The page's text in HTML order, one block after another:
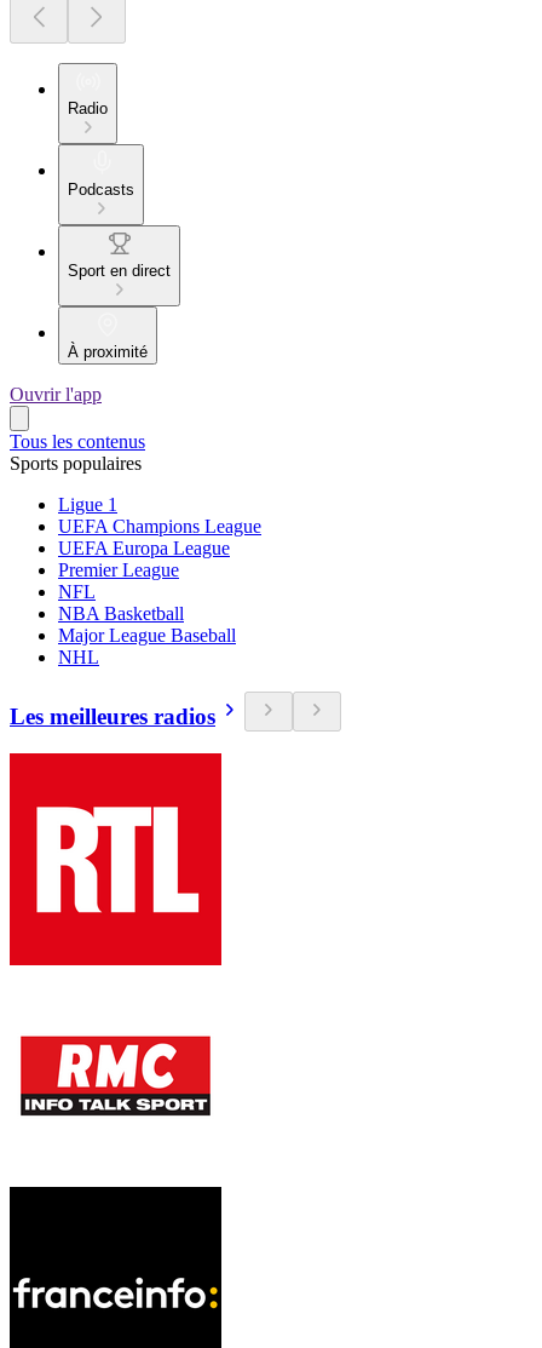
Radio
Podcasts
Sport en direct
À proximité
Ouvrir l'app
Tous les contenus
Sports populaires
Ligue 1
UEFA Champions League
UEFA Europa League
Premier League
NFL
NBA Basketball
Major League Baseball
NHL
Les meilleures radios